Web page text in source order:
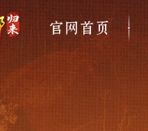
官网首页